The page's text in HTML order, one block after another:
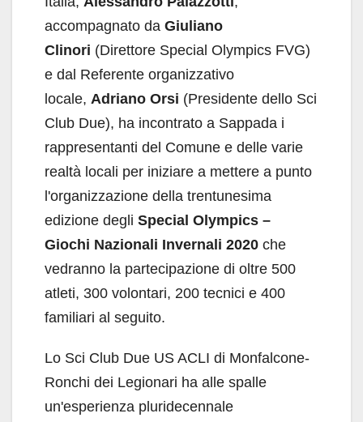
accompagnato da Giuliano
Clinori (Direttore Special Olympics FVG)
e dal Referente organizzativo
locale, Adriano Orsi (Presidente dello Sci
Club Due), ha incontrato a Sappada i
rappresentanti del Comune e delle varie
realtà locali per iniziare a mettere a punto
l'organizzazione della trentunesima
edizione degli Special Olympics –
Giochi Nazionali Invernali 2020 che
vedranno la partecipazione di oltre 500
atleti, 300 volontari, 200 tecnici e 400
familiari al seguito.
Lo Sci Club Due US ACLI di Monfalcone-
Ronchi dei Legionari ha alle spalle
un'esperienza pluridecennale